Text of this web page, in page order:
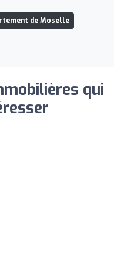
de Moselle
qui